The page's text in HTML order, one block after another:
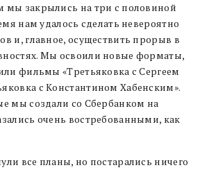
закрылись на три с половиной
нам удалось сделать невероятно
и, главное, осуществить прорыв в
Мы освоили новые форматы,
фильмы «Третьяковка с Сергеем
с Константином Хабенским».
мы создали со Сбербанком на
очень востребованными, как
все планы, но постарались ничего